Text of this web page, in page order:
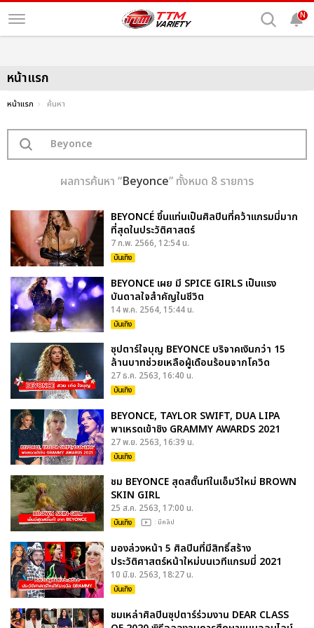
N
หน้าแรก
หน้าแรก ค้นหา
ผลการค้นหา “Beyonce” ทั้งหมด 8 รายการ
BEYONCÉ ขึ้นแท่นเป็นศิลปินที่คว้าแกรมมี่มาก
ที่สุดในประวัติศาสตร์
7 ก.พ. 2566, 12:54 น.
บันเทิง
BEYONCE เผย มี SPICE GIRLS เป็นแรง
บันดาลใจสำคัญในชีวิต
14 พ.ค. 2564, 15:44 น.
บันเทิง
ซุปตาร์ใจบุญ BEYONCE บริจาคเงินกว่า 15
ล้านบาทช่วยเหลือผู้เดือนร้อนจากโควิด
27 ธ.ค. 2563, 16:40 น.
บันเทิง
BEYONCE, TAYLOR SWIFT, DUA LIPA
พาเหรดเข้าชิง GRAMMY AWARDS 2021
27 พ.ย. 2563, 16:39 น.
บันเทิง
ชม BEYONCE สุดสตั๊นท์ในเอ็มวีใหม่ BROWN
SKIN GIRL
25 ส.ค. 2563, 17:00 น.
บันเทิง : มีคลิป
มองล่วงหน้า 5 ศิลปินที่มีสิทธิ์สร้าง
ประวัติศาสตร์หน้าใหม่บนเวทีแกรมมี่ 2021
10 มิ.ย. 2563, 18:27 น.
บันเทิง
ชมเหล่าศิลปินซุปตาร์ร่วมงาน DEAR CLASS